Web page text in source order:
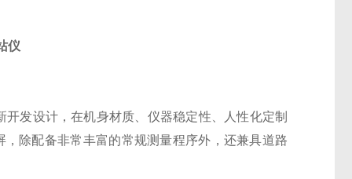
仪
发设计，在机身材质、仪器稳定性、人性化定制
，除配备非常丰富的常规测量程序外，还兼具道路